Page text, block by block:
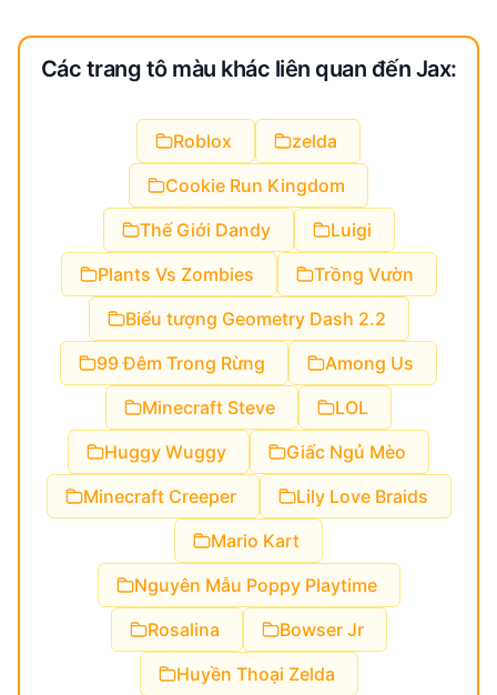
Các trang tô màu khác liên quan đến Jax:
Roblox
zelda
Cookie Run Kingdom
Thế Giới Dandy
Luigi
Plants Vs Zombies
Trồng Vườn
Biểu tượng Geometry Dash 2.2
99 Đêm Trong Rừng
Among Us
Minecraft Steve
LOL
Huggy Wuggy
Giấc Ngủ Mèo
Minecraft Creeper
Lily Love Braids
Mario Kart
Nguyên Mẫu Poppy Playtime
Rosalina
Bowser Jr
Huyền Thoại Zelda